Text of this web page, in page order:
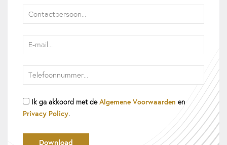
Ik ga akkoord met deAlgemene Voorwaarden en
Privacy Policy.